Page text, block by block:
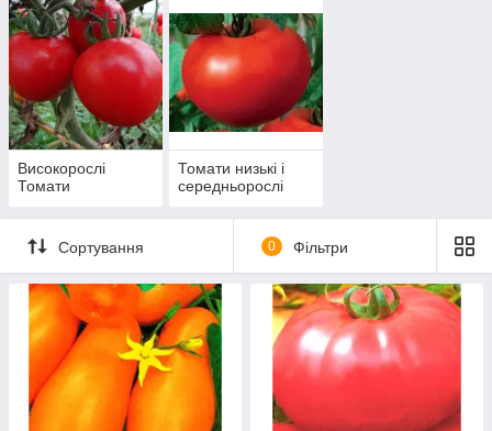
Високорослі
Томати
Томати низькі і
середньорослі
Сортування 0 Фільтри